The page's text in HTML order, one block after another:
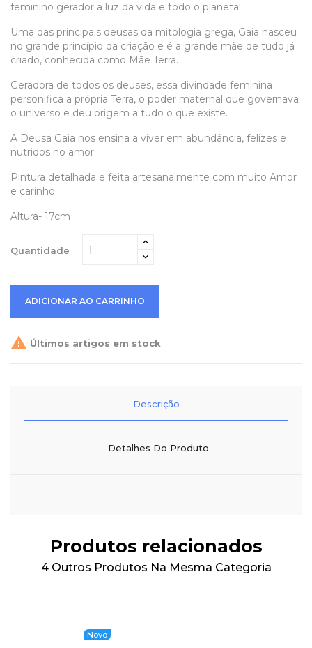
feminino gerador a luz da vida e todo o planeta!
Uma das principais deusas da mitologia grega, Gaia nasceu
no grande princípio da criação e é a grande mãe de tudo já
criado, conhecida como Mãe Terra.
Geradora de todos os deuses, essa divindade feminina
personifica a própria Terra, o poder maternal que governava
o universo e deu origem a tudo o que existe.
A Deusa Gaia nos ensina a viver em abundância, felizes e
nutridos no amor.
Pintura detalhada e feita artesanalmente com muito Amor
e carinho
Altura- 17cm
Quantidade
ADICIONAR AO CARRINHO
 Últimos artigos em stock
Descrição
Detalhes Do Produto
Produtos relacionados
4 Outros Produtos Na Mesma Categoria
Novo